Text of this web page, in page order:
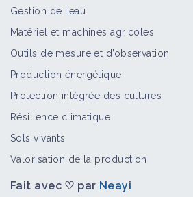
Gestion de l’eau
Matériel et machines agricoles
Outils de mesure et d’observation
Production énergétique
Protection intégrée des cultures
Résilience climatique
Sols vivants
Valorisation de la production
Fait avec ♡ par Neayi